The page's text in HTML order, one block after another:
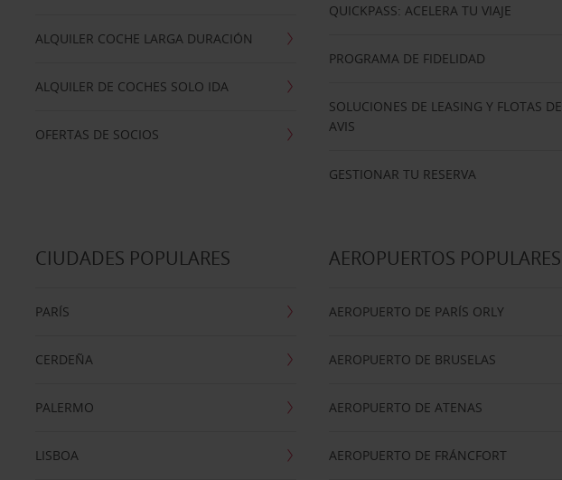
ALQUILER COCHE LARGA DURACIÓN
ALQUILER DE COCHES SOLO IDA
OFERTAS DE SOCIOS
QUICKPASS: ACELERA TU VIAJE
PROGRAMA DE FIDELIDAD
SOLUCIONES DE LEASING Y FLOTAS DE
AVIS
GESTIONAR TU RESERVA
CIUDADES POPULARES
PARÍS
CERDEÑA
PALERMO
LISBOA
AEROPUERTOS POPULARES
AEROPUERTO DE PARÍS ORLY
AEROPUERTO DE BRUSELAS
AEROPUERTO DE ATENAS
AEROPUERTO DE FRÁNCFORT